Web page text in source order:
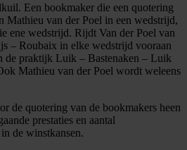
Een bookmaker die een quotering
Mathieu van der Poel in een wedstrijd,
ene wedstrijd. Rijdt Van der Poel van
– Roubaix in elke wedstrijd vooraan
de praktijk Luik – Bastenaken – Luik
Mathieu van der Poel wordt weleens
de quotering van de bookmakers heen
prestaties en aantal
de winstkansen.